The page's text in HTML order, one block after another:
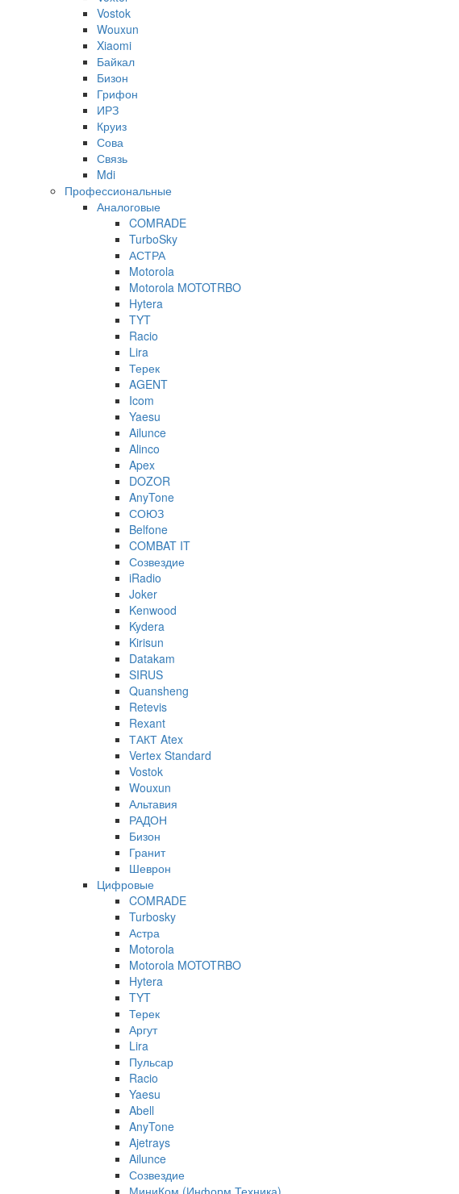
Vostok
Wouxun
Xiaomi
Байкал
Бизон
Грифон
ИРЗ
Круиз
Сова
Связь
Mdi
Профессиональные
Аналоговые
COMRADE
TurboSky
АСТРА
Motorola
Motorola MOTOTRBO
Hytera
TYT
Racio
Lira
Терек
AGENT
Icom
Yaesu
Ailunce
Alinco
Apex
DOZOR
AnyTone
СОЮЗ
Belfone
COMBAT IT
Созвездие
iRadio
Joker
Kenwood
Kydera
Kirisun
Datakam
SIRUS
Quansheng
Retevis
Rexant
ТАКТ Atex
Vertex Standard
Vostok
Wouxun
Альтавия
РАДОН
Бизон
Гранит
Шеврон
Цифровые
COMRADE
Turbosky
Астра
Motorola
Motorola MOTOTRBO
Hytera
TYT
Терек
Аргут
Lira
Пульсар
Racio
Yaesu
Abell
AnyTone
Ajetrays
Ailunce
Созвездие
МиниКом (Информ Техника)